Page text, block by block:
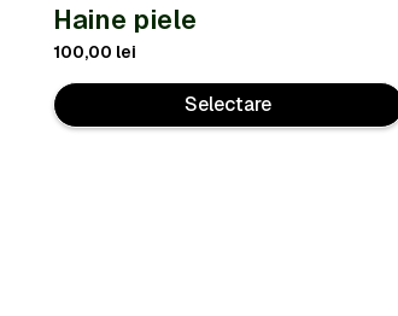
Haine piele
100,00 lei
Selectare